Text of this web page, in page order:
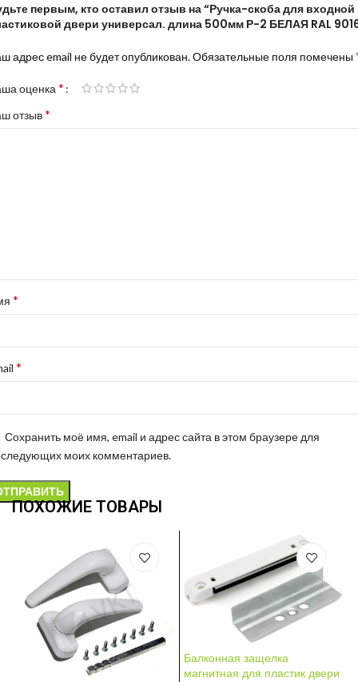
первым, кто оставил отзыв на “Ручка-скоба для входной
двери универсал. длина 500мм Р-2 БЕЛАЯ RAL
адрес email не будет опубликован.Обязательные поля помечены
оценка *
отзыв*
*
*
Сохранить моё имя, email и адрес сайта в этом браузере для
моих комментариев.
ПОХОЖИЕ ТОВАРЫ
Балконная защелка
магнитная для пластик двери